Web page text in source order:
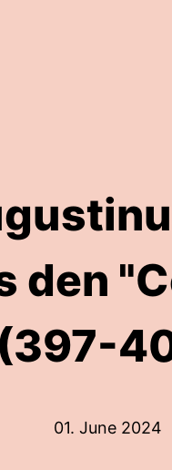
den
(397-
01. June 2024